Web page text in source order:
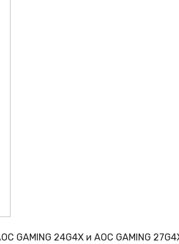
GAMING 24G4X и AOC GAMING